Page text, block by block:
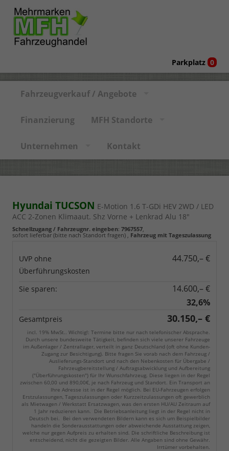
Parkplatz 0
Fahrzeugverkauf / Angebote
Finanzierung MFH Standorte
Unternehmen Kontakt
Hyundai TUCSON E-Motion 1.6 T-GDi HEV 2WD / LED
ACC 2-Zonen Klimaaut. Shz Vorne + Lenkrad Alu 18"
Schnellzugang / Fahrzeugnr. eingeben: 7967557
sofort lieferbar (bitte nach Standort fragen)
Fahrzeug mit Tageszulassung
UVP ohne
Überführungskosten
44.750,– €
Sie sparen:
14.600,– €
32,6%
Gesamtpreis 30.150,– €
incl. 19% MwSt.. Wichtig!: Termine bitte nur nach telefonischer Absprache.
Durch unsere bundesweite Tätigkeit, befinden sich viele unserer Fahrzeuge
im Außenlager / Zentrallager, verteilt in ganz Deutschland (oft ohne Kunden-
Zugang zur Besichtigung). Bitte fragen Sie vorab nach dem Fahrzeug /
Auslieferungs-Standort und nach den Nebenkosten für Übergabe /
Fahrzeugbereitstellung / Auftragsabwicklung und Aufbereitung
("Überführungskosten") für Ihr Wunschfahrzeug. Diese liegen in der Regel
zwischen 60,00 und 890,00€, je nach Fahrzeug und Standort. Ein Transport an
Ihre Adresse ist in der Regel möglich. Bei EU-Fahrzeugen erfolgen
Erstzulassungen, Tageszulassungen oder Kurzzeitzulassungen oft gewerblich
als Mietwagen / Werkstatt Ersatzwagen, was den ersten HU/AU Zeitraum auf
1 Jahr reduzieren kann. Die Betriebsanleitung liegt in der Regel nicht in
Deutsch bei. Bei den verwendeten Bildern kann es sich um Beispielbilder
handeln die Sonderausstattungen oder abweichende Ausstattung zeigen,
welche nur gegen Aufpreis zu erhalten sind. Die schriftliche Beschreibung ist
entscheidend, nicht die gezeigten Bilder. Alle Angaben sind ohne Gewähr.
Irrtümer vorbehalten.